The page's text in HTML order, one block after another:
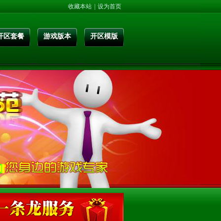
收藏本站 设为首页
区套餐 游戏版本 开区模版